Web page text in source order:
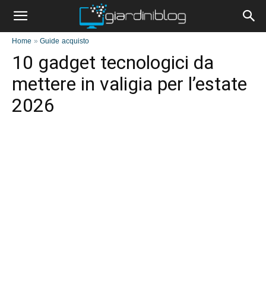
Home » Guide acquisto
10 gadget tecnologici da
mettere in valigia per l’estate
2026